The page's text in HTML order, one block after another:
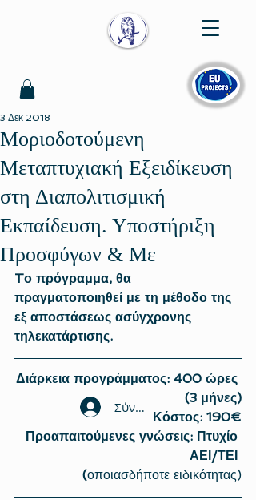
Σύνδεση
Μοριοδοτούμενη
Μεταπτυχιακή Εξειδίκευση
στη Διαπολιτισμική
Εκπαίδευση. Υποστήριξη
Προσφύγων & Με
3 Δεκ 2018
Tο πρόγραμμα, θα
πραγματοποιηθεί με τη μέθοδο της
εξ αποστάσεως ασύγχρονης
τηλεκατάρτισης.
Διάρκεια προγράμματος: 400 ώρες
(3 μήνες)
Κόστος: 190€
Προαπαιτούμενες γνώσεις: Πτυχίο
ΑΕΙ/ΤΕΙ
(οποιασδήποτε ειδικότητας)